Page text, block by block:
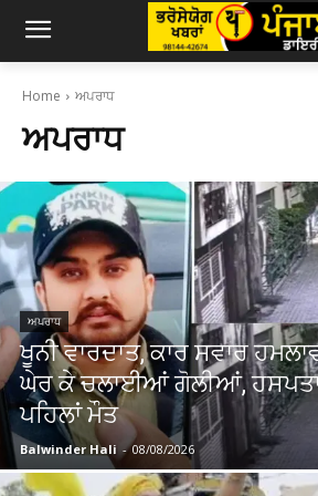
Home ਅਪਰਾਧ
ਅਪਰਾਧ
ਅਪਰਾਧ
ਖੂਨੀ ਵਾਰਦਾਤ, ਕਾਰ ਸਵਾਰ
ਘੇਰ ਕੇ ਚਲਾਈਆਂ ਗੋਲੀਆਂ,
ਪਹਿਲਾਂ ਮੌਤ
Balwinder Hali - 08/08/2026